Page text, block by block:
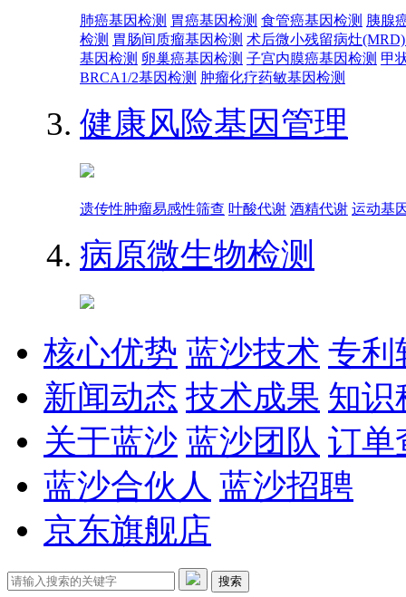
肺癌基因检测 胃癌基因检测 食管癌基因检测 胰腺
检测 胃肠间质瘤基因检测 术后微小残留病灶
基因检测 卵巢癌基因检测 子宫内膜癌基因检测 甲
BRCA1/2基因检测 肿瘤化疗药敏基因检测
健康风险基因管理
遗传性肿瘤易感性筛查 叶酸代谢 酒精代谢 运动基
病原微生物检测
核心优势 蓝沙技术 专利
新闻动态 技术成果 知识
关于蓝沙 蓝沙团队 订单
蓝沙合伙人 蓝沙招聘
京东旗舰店
搜索